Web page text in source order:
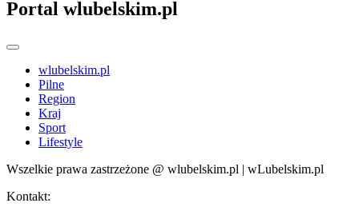
Portal wlubelskim.pl
wlubelskim.pl
Pilne
Region
Kraj
Sport
Lifestyle
Wszelkie prawa zastrzeżone @ wlubelskim.pl | wLubelskim.pl
Kontakt: